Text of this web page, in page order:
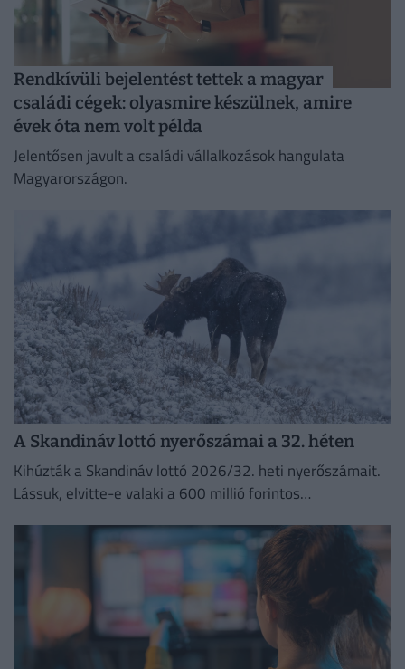
Rendkívüli bejelentést tettek a magyar
családi cégek: olyasmire készülnek, amire
évek óta nem volt példa
Jelentősen javult a családi vállalkozások hangulata
Magyarországon.
A Skandináv lottó nyerőszámai a 32. héten
Kihúzták a Skandináv lottó 2026/32. heti nyerőszámait.
Lássuk, elvitte-e valaki a 600 millió forintos